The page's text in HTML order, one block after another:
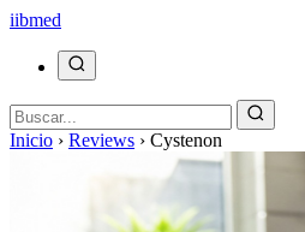
iibmed
Inicio › Reviews › Cystenon